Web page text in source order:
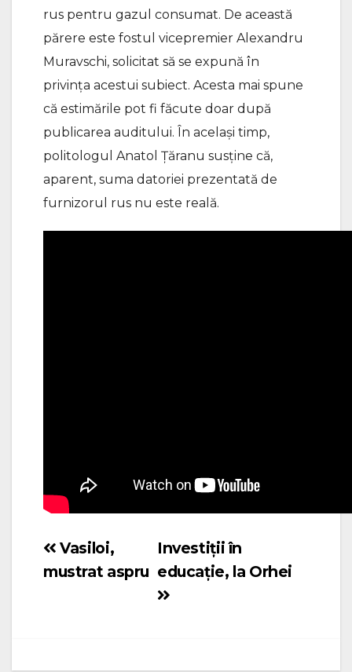
rus pentru gazul consumat. De această
părere este fostul vicepremier Alexandru
Muravschi, solicitat să se expună în
privința acestui subiect. Acesta mai spune
că estimările pot fi făcute doar după
publicarea auditului. În același timp,
politologul Anatol Țăranu susține că,
aparent, suma datoriei prezentată de
furnizorul rus nu este reală.
Navigare
în
Investiții în
educație, la Orhei
Vasiloi,
mustrat aspru